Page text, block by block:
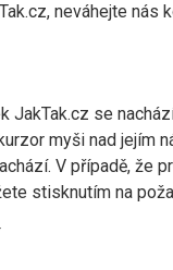
neváhejte nás
JakTak.cz se
myši nad jejím
V případě, že
stisknutím na